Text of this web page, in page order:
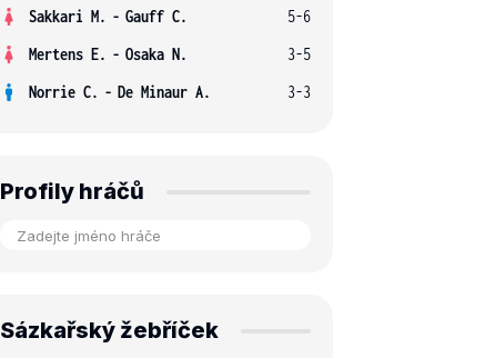
Sakkari M. - Gauff C.
5-6
Mertens E. - Osaka N.
3-5
Norrie C. - De Minaur A. 3-3
Profily hráčů
Sázkařský žebříček